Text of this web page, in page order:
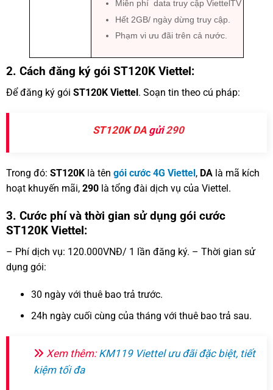
Miễn phí data truy cập ViettelTV
Hết 2GB/ ngày dừng truy cập.
Phạm vi ưu đãi trên cả nước.
2. Cách đăng ký gói ST120K Viettel:
Để đăng ký gói ST120K Viettel. Soạn tin theo cú pháp:
ST120K DA gửi290
Trong đó: ST120K là tên gói cước 4G Viettel , DA là mã kích
hoạt khuyến mãi, 290 là tổng đài dịch vụ của Viettel.
3. Cước phí và thời gian sử dụng gói cước
ST120K Viettel:
– Phí dịch vụ: 120.000VNĐ/ 1 lần đăng ký. – Thời gian sử
dụng gói:
30 ngày với thuê bao trả trước.
24h ngày cuối cùng của tháng với thuê bao trả sau.
Xem thêm: KM119 Viettel ưu đãi đặc biệt, tiết
kiệm tối đa